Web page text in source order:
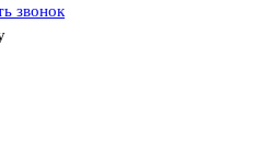
звонок